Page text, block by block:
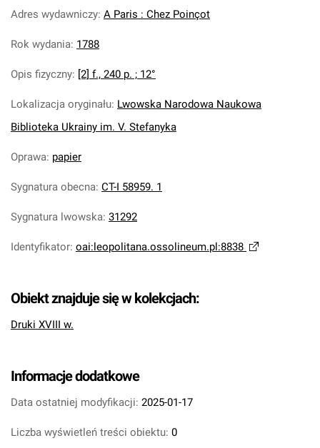
Adres wydawniczy: A Paris : Chez Poinçot
Rok wydania: 1788
Opis fizyczny: [2] f., 240 p. ; 12°
Lokalizacja oryginału: Lwowska Narodowa Naukowa
Biblioteka Ukrainy im. V. Stefanyka
Oprawa: papier
Sygnatura obecna: CT-I 58959. 1
Sygnatura lwowska: 31292
Identyfikator: oai:leopolitana.ossolineum.pl:8838
Obiekt znajduje się w kolekcjach:
Druki XVIII w.
Informacje dodatkowe
Data ostatniej modyfikacji: 2025-01-17
Liczba wyświetleń treści obiektu: 0